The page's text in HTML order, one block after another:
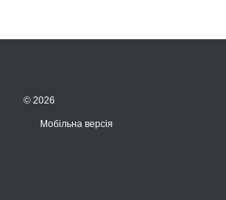
© 2026
Мобільна версія